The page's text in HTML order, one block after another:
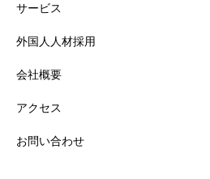
サービス
外国人人材採用
会社概要
アクセス
お問い合わせ